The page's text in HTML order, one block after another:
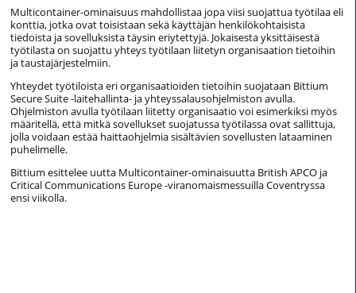
Multicontainer-ominaisuus mahdollistaa jopa viisi suojattua työtilaa eli
konttia, jotka ovat toisistaan sekä käyttäjän henkilökohtaisista
tiedoista ja sovelluksista täysin eriytettyjä. Jokaisesta yksittäisestä
työtilasta on suojattu yhteys työtilaan liitetyn organisaation tietoihin
ja taustajärjestelmiin.
Yhteydet työtiloista eri organisaatioiden tietoihin suojataan Bittium
Secure Suite -laitehallinta- ja yhteyssalausohjelmiston avulla.
Ohjelmiston avulla työtilaan liitetty organisaatio voi esimerkiksi myös
määritellä, että mitkä sovellukset suojatussa työtilassa ovat sallittuja,
jolla voidaan estää haittaohjelmia sisältävien sovellusten lataaminen
puhelimelle.
Bittium esittelee uutta Multicontainer-ominaisuutta British APCO ja
Critical Communications Europe -viranomaismessuilla Coventryssa
ensi viikolla.